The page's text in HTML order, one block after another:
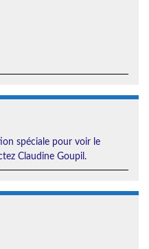
spéciale pour voir le
Claudine Goupil.